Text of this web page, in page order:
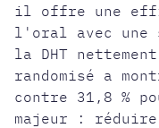
il offre une
l'oral avec une
la DHT
randomisé a
contre 31,8 %
majeur :